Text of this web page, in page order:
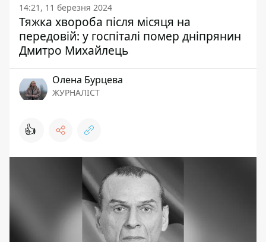
14:21, 11 березня 2024
Тяжка хвороба після місяця на
передовій: у госпіталі помер дніпрянин
Дмитро Михайлець
Олена Бурцева
ЖУРНАЛІСТ
👍